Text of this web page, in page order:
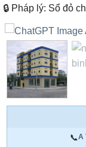
🔒 Pháp lý: Sổ đỏ
📞A